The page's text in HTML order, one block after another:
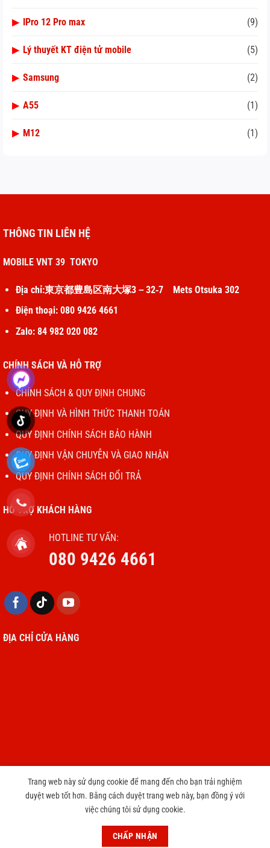
▶ IPro 12 Pro max (9)
▶ Lý thuyết KT điện tử mobile (5)
▶ Samsung (2)
▶ A55 (1)
▶ M12 (1)
THÔNG TIN LIÊN HỆ
MOBILE VNT 39 TOKYO
Địa chỉ:東京都豊島区南大塚3－32‐7 Mets Otsuka 302
Điện thoại: 080 9426 4661
Zalo: 84 982 020 082
CHÍNH SÁCH VÀ HỖ TRỢ
CHÍNH SÁCH & QUY ĐỊNH CHUNG
QUY ĐỊNH VÀ HÌNH THỨC THANH TOÁN
QUY ĐỊNH CHÍNH SÁCH BẢO HÀNH
QUY ĐỊNH VẬN CHUYỄN VÀ GIAO NHẬN
QUY ĐỊNH CHÍNH SÁCH ĐỔI TRẢ
HỖ TRỢ KHÁCH HÀNG
HOTLINE TƯ VẤN:
080 9426 4661
ĐỊA CHỈ CỬA HÀNG
Copyright 2026 © cameravnt39.com
CHƯƠNG TRÌNH TRI ÂN KHÁCH HÀNG THAY PIN IPHONE CHỈ 3999
円Bỏ qua
Trang web này sử dụng cookie để mang đến cho bạn trải nghiệm
duyệt web tốt hơn. Bằng cách duyệt trang web này, bạn đồng ý với
việc chúng tôi sử dụng cookie.
CHẤP NHẬN